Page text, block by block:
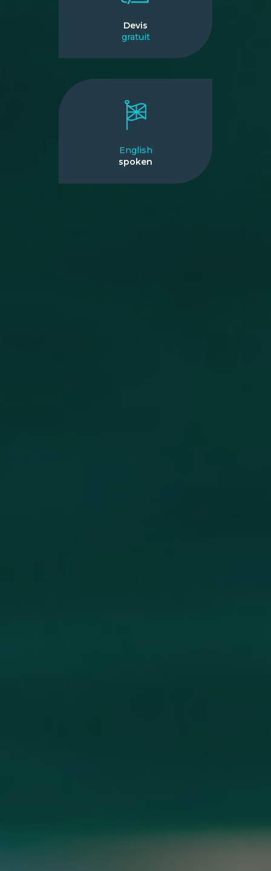
Devis
gratuit
English
spoken